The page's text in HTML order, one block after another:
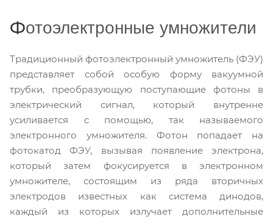
Фотоэлектронные умножители
Традиционный фотоэлектронный умножитель (ФЭУ)
представляет собой особую форму вакуумной
трубки, преобразующую поступающие фотоны в
электрический сигнал, который внутренне
усиливается с помощью, так называемого
электронного умножителя. Фотон попадает на
фотокатод ФЭУ, вызывая появление электрона,
который затем фокусируется в электронном
умножителе, состоящим из ряда вторичных
электродов известных как система динодов,
каждый из которых излучает дополнительные